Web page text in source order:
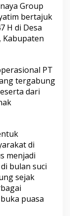
Group
bertajuk
H di Desa
Kabupaten
PT
tergabung
dari
di
menjadi
bulan suci
sejak
puasa